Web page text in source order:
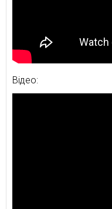
Відео: